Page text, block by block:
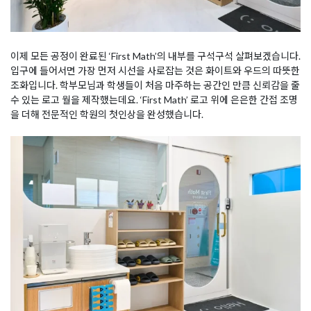
이제 모든 공정이 완료된 ‘First Math’의 내부를 구석구석 살펴보겠습니다.
입구에 들어서면 가장 먼저 시선을 사로잡는 것은 화이트와 우드의 따뜻한
조화입니다. 학부모님과 학생들이 처음 마주하는 공간인 만큼 신뢰감을 줄
수 있는 로고 월을 제작했는데요. ‘First Math’ 로고 위에 은은한 간접 조명
을 더해 전문적인 학원의 첫인상을 완성했습니다.